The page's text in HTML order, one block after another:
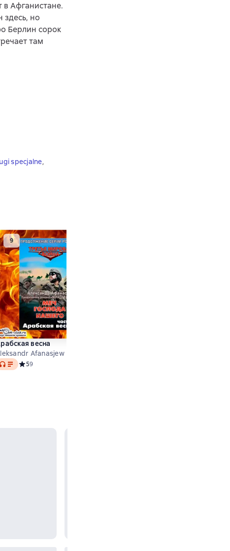
в Афганистане.
здесь, но
Берлин сорок
там
specjalne,
весна
Afanasjew
Средний рейтинг 5 на основе 9 оценок
59